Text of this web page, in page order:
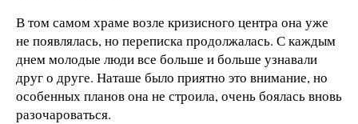
В том самом храме возле кризисного центра она уже
не появлялась, но переписка продолжалась. С каждым
днем молодые люди все больше и больше узнавали
друг о друге. Наташе было приятно это внимание, но
особенных планов она не строила, очень боялась вновь
разочароваться.